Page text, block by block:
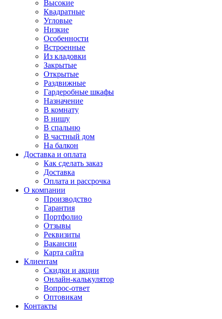
Высокие
Квадратные
Угловые
Низкие
Особенности
Встроенные
Из кладовки
Закрытые
Открытые
Раздвижные
Гардеробные шкафы
Назначение
В комнату
В нишу
В спальню
В частный дом
На балкон
Доставка и оплата
Как сделать заказ
Доставка
Оплата и рассрочка
О компании
Производство
Гарантия
Портфолио
Отзывы
Реквизиты
Вакансии
Карта сайта
Клиентам
Скидки и акции
Онлайн-калькулятор
Вопрос-ответ
Оптовикам
Контакты